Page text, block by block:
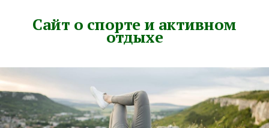
Сайт о спорте и активном
отдыхе